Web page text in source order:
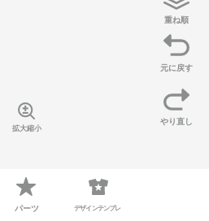
重ね順
元に戻す
やり直し
拡大縮小
パーツ デザインテンプレ
閉じる